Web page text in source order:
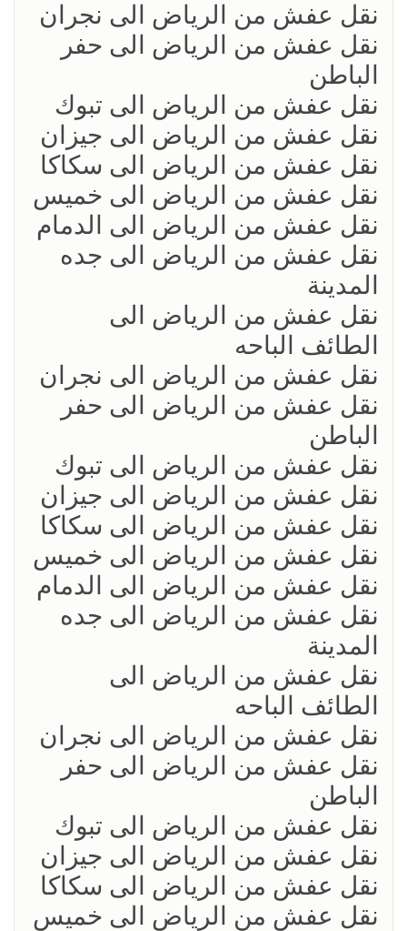
نقل عفش من الرياض الى نجران
نقل عفش من الرياض الى حفر
الباطن
نقل عفش من الرياض الى تبوك
نقل عفش من الرياض الى جيزان
نقل عفش من الرياض الى سكاكا
نقل عفش من الرياض الى خميس
نقل عفش من الرياض الى الدمام
نقل عفش من الرياض الى جده
المدينة
نقل عفش من الرياض الى
الطائف الباحه
نقل عفش من الرياض الى نجران
نقل عفش من الرياض الى حفر
الباطن
نقل عفش من الرياض الى تبوك
نقل عفش من الرياض الى جيزان
نقل عفش من الرياض الى سكاكا
نقل عفش من الرياض الى خميس
نقل عفش من الرياض الى الدمام
نقل عفش من الرياض الى جده
المدينة
نقل عفش من الرياض الى
الطائف الباحه
نقل عفش من الرياض الى نجران
نقل عفش من الرياض الى حفر
الباطن
نقل عفش من الرياض الى تبوك
نقل عفش من الرياض الى جيزان
نقل عفش من الرياض الى سكاكا
نقل عفش من الرياض الى خميس